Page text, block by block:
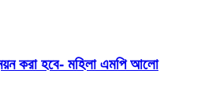
করা হবে- মহিলা এমপি আলো